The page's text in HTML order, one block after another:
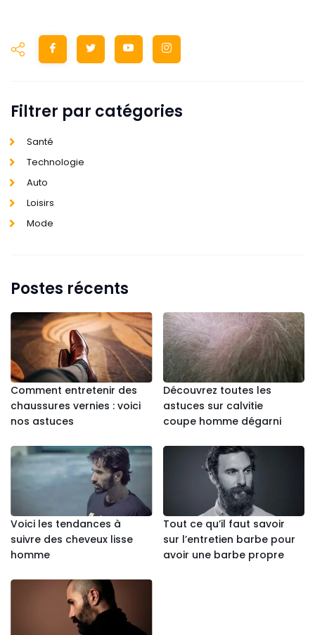
Filtrer par catégories
Santé
Technologie
Auto
Loisirs
Mode
Postes récents
Comment entretenir des
chaussures vernies : voici
nos astuces
Découvrez toutes les
astuces sur calvitie
coupe homme dégarni
Voici les tendances à
suivre des cheveux lisse
homme
Tout ce qu’il faut savoir
sur l’entretien barbe pour
avoir une barbe propre